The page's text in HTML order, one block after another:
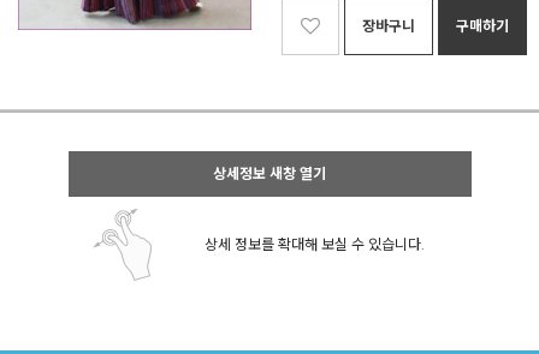
장바구니 구매하기
상세정보 새창 열기
상세 정보를 확대해 보실 수 있습니다.